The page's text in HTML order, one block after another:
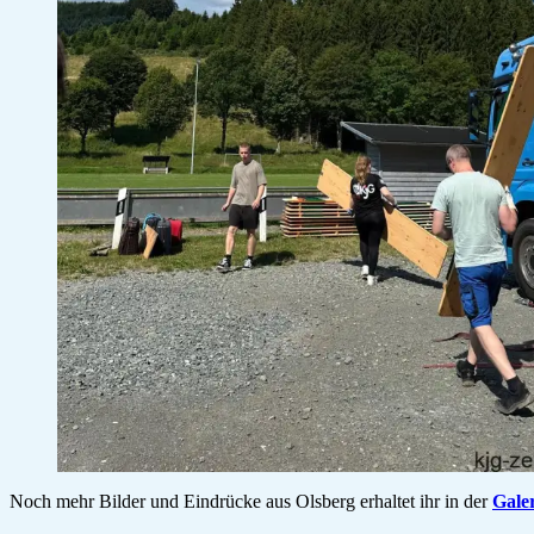
Noch mehr Bilder und Eindrücke aus Olsberg erhaltet ihr in der